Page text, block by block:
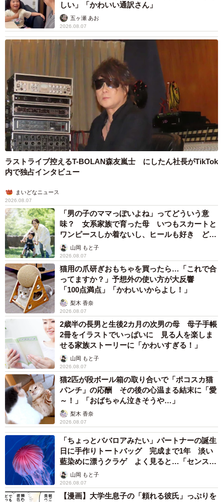
しい」「かわいい通訳さん」
五ヶ瀬 あお
2026.08.07
ラストライブ控えるT-BOLAN森友嵐士 にしたん社長がTikTok
内で独占インタビュー
まいどなニュース
2026.08.07
「男の子のママっぽいよね」ってどういう意
味？ 女系家族で育った母 いつもスカートと
ワンピースしか着ないし、ヒールも好き どの
へんが…
山岡 もと子
2026.08.07
猫用の爪研ぎおもちゃを買ったら…「これで合
ってますか？」予想外の使い方が大反響
「100点満点」「かわいいからよし！」
梨木 香奈
2026.08.07
2歳半の長男と生後2カ月の次男の母 母子手帳
2冊をイラストでいっぱいに 見る人を楽しま
せる家族ストーリーに「かわいすぎる！」
山岡 もと子
2026.08.07
猫2匹が段ボール箱の取り合いで「ポコスカ猫
パンチ」の応酬 その後の心温まる結末に「愛
～！」「おばちゃん泣きそうや…」
梨木 香奈
2026.08.07
「ちょっとババロアみたい」パートナーの誕生
日に手作りトートバッグ 完成まで1年 淡い
藍染めに漂うクラゲ よく見ると…「センスす
ごい」山岡 もと子
2026.08.07
【漫画】大学生息子の「頼れる彼氏」っぷりを